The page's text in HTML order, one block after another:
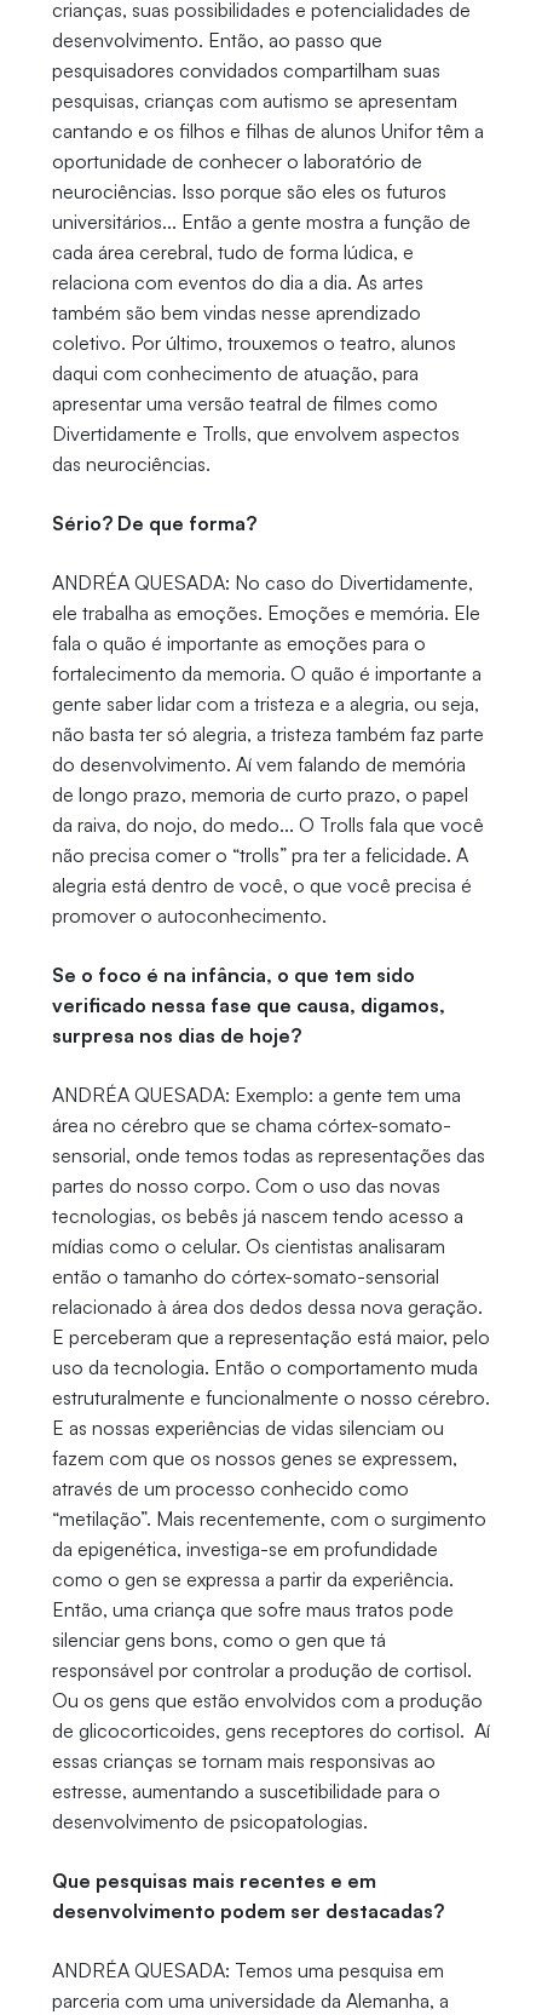
crianças, suas possibilidades e potencialidades de
desenvolvimento. Então, ao passo que
pesquisadores convidados compartilham suas
pesquisas, crianças com autismo se apresentam
cantando e os filhos e filhas de alunos Unifor têm a
oportunidade de conhecer o laboratório de
neurociências. Isso porque são eles os futuros
universitários... Então a gente mostra a função de
cada área cerebral, tudo de forma lúdica, e
relaciona com eventos do dia a dia. As artes
também são bem vindas nesse aprendizado
coletivo. Por último, trouxemos o teatro, alunos
daqui com conhecimento de atuação, para
apresentar uma versão teatral de filmes como
Divertidamente e Trolls, que envolvem aspectos
das neurociências.
Sério? De que forma?
ANDRÉA QUESADA: No caso do Divertidamente,
ele trabalha as emoções. Emoções e memória. Ele
fala o quão é importante as emoções para o
fortalecimento da memoria. O quão é importante a
gente saber lidar com a tristeza e a alegria, ou seja,
não basta ter só alegria, a tristeza também faz parte
do desenvolvimento. Aí vem falando de memória
de longo prazo, memoria de curto prazo, o papel
da raiva, do nojo, do medo... O Trolls fala que você
não precisa comer o “trolls” pra ter a felicidade. A
alegria está dentro de você, o que você precisa é
promover o autoconhecimento.
Se o foco é na infância, o que tem sido
verificado nessa fase que causa, digamos,
surpresa nos dias de hoje?
ANDRÉA QUESADA: Exemplo: a gente tem uma
área no cérebro que se chama córtex-somato-
sensorial, onde temos todas as representações das
partes do nosso corpo. Com o uso das novas
tecnologias, os bebês já nascem tendo acesso a
mídias como o celular. Os cientistas analisaram
então o tamanho do córtex-somato-sensorial
relacionado à área dos dedos dessa nova geração.
E perceberam que a representação está maior, pelo
uso da tecnologia. Então o comportamento muda
estruturalmente e funcionalmente o nosso cérebro.
E as nossas experiências de vidas silenciam ou
fazem com que os nossos genes se expressem,
através de um processo conhecido como
“metilação”. Mais recentemente, com o surgimento
da epigenética, investiga-se em profundidade
como o gen se expressa a partir da experiência.
Então, uma criança que sofre maus tratos pode
silenciar gens bons, como o gen que tá
responsável por controlar a produção de cortisol.
Ou os gens que estão envolvidos com a produção
de glicocorticoides, gens receptores do cortisol. Aí
essas crianças se tornam mais responsivas ao
estresse, aumentando a suscetibilidade para o
desenvolvimento de psicopatologias.
Que pesquisas mais recentes e em
desenvolvimento podem ser destacadas?
ANDRÉA QUESADA: Temos uma pesquisa em
parceria com uma universidade da Alemanha, a